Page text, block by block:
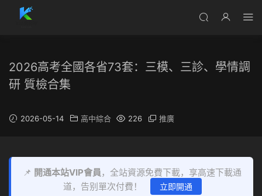
2026高考全國各省73套：三模、三診、學情調
研 質檢合集
2026-05-14 高中綜合 226 推廣
📌 開通本站VIP會員，全站資源免費下載，享高速下載通
道，告别單次付費！
立即開通